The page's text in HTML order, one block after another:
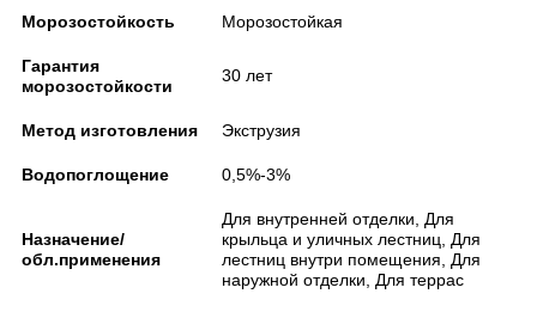
Морозостойкость Морозостойкая
Гарантия
морозостойкости
30 лет
Метод изготовления Экструзия
Водопоглощение 0,5%-3%
Назначение/
обл.применения
Для внутренней отделки, Для
крыльца и уличных лестниц, Для
лестниц внутри помещения, Для
наружной отделки, Для террас